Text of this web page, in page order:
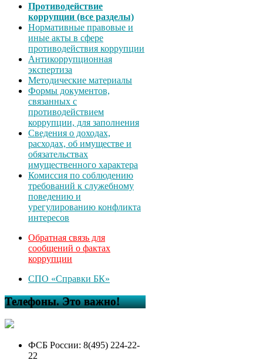
Противодействие
коррупции (все разделы)
Нормативные правовые и
иные акты в сфере
противодействия коррупции
Антикоррупционная
экспертиза
Методические материалы
Формы документов,
связанных с
противодействием
коррупции, для заполнения
Сведения о доходах,
расходах, об имуществе и
обязательствах
имущественного характера
Комиссия по соблюдению
требований к служебному
поведению и
урегулированию конфликта
интересов
Обратная связь для
сообщений о фактах
коррупции
СПО «Справки БК»
Телефоны. Это важно!
ФСБ России: 8(495) 224-22-
22